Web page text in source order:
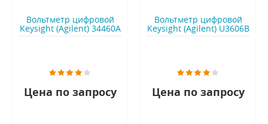
Вольтметр цифровой
Keysight (Agilent) 34460A
Цена по запросу
Вольтметр цифровой
Keysight (Agilent) U3606B
Цена по запросу